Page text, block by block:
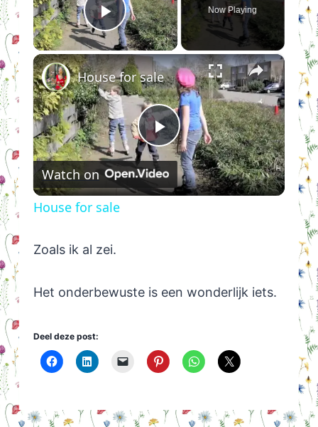
Play Video
Now Playing
×
Play
Video
House for sale
Watch on
House for sale
Zoals ik al zei.
Het onderbewuste is een wonderlijk iets.
Deel deze post: